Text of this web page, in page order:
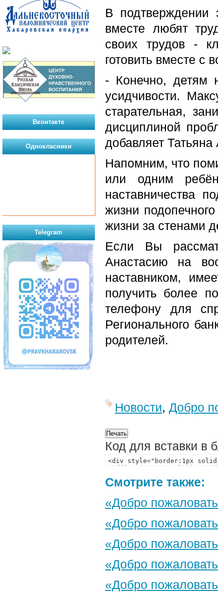
В подтверждении
вместе любят
своих трудов -
готовить вместе с
- Конечно, детям
усидчивости.
старательная,
дисциплиной
добавляет
Напомним, что
или одним
наставничества
жизни
жизни за стенами
Если Вы
Анастасию на
наставником,
получить более
телефону для
Регионального
родителей.
Новости, Добро
Код для вставки в
Смотрите также:
«Добро
«Добро
«Добро
«Добро
«Добро
Вконтакте
Однокласники
Telegram